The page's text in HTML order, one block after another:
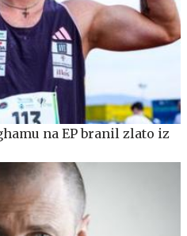
na EP branil zlato iz